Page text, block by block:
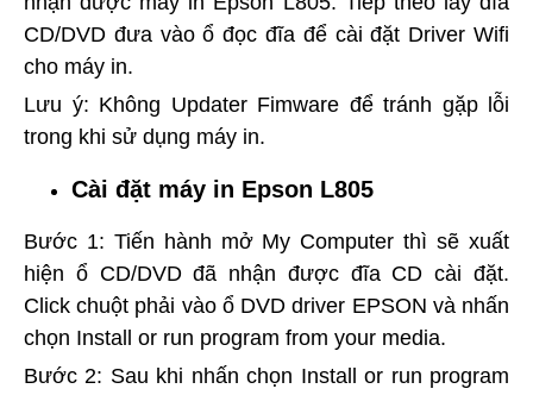
CD/DVD đưa vào ổ đọc đĩa để cài đặt Driver Wifi
cho máy in.
Lưu ý: Không Updater Fimware để tránh gặp lỗi
trong khi sử dụng máy in.
Cài đặt máy in Epson L805
Bước 1: Tiến hành mở My Computer thì sẽ xuất
hiện ổ CD/DVD đã nhận được đĩa CD cài đặt.
Click chuột phải vào ổ DVD driver EPSON và nhấn
chọn Install or run program from your media.
Bước 2: Sau khi nhấn chọn Install or run program